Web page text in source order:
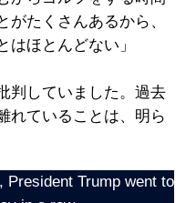
がたくさんあるから、
ほとんどない」
判していました。過去
れていることは、明ら
President Trump went to